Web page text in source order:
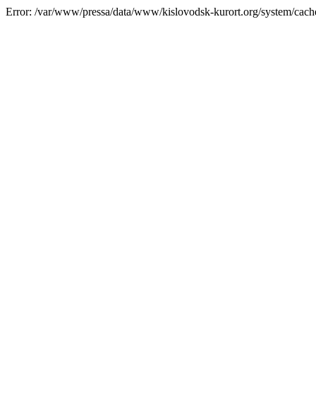
Error: /var/www/pressa/data/www/kislovodsk-kurort.org/system/